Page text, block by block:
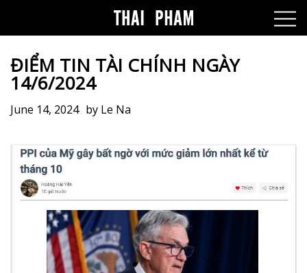
ĐIỂM TIN TÀI CHÍNH NGÀY
14/6/2024
June 14, 2024 by Le Na